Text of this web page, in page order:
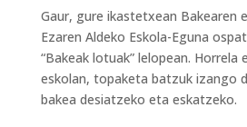
Gaur, gure ikastetxean Bakearen
Ezaren Aldeko Eskola-Eguna
“Bakeak lotuak” lelopean. Horrela
eskolan, topaketa batzuk izango
bakea desiatzeko eta eskatzeko.